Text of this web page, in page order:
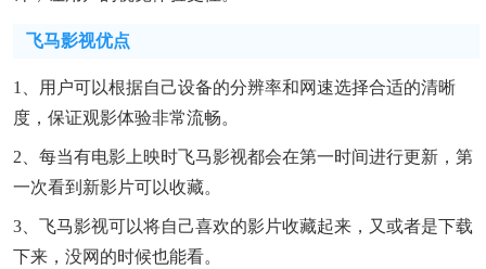
飞马影视优点
1、用户可以根据自己设备的分辨率和网速选择合适的清晰
度，保证观影体验非常流畅。
2、每当有电影上映时飞马影视都会在第一时间进行更新，第
一次看到新影片可以收藏。
3、飞马影视可以将自己喜欢的影片收藏起来，又或者是下载
下来，没网的时候也能看。